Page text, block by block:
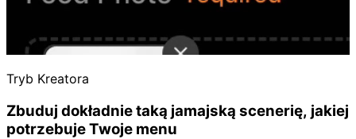
Tryb Kreatora
Zbuduj dokładnie taką jamajską scenerię, jakiej
potrzebuje Twoje menu